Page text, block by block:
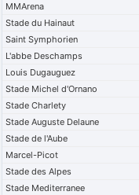
MMArena
Stade du Hainaut
Saint Symphorien
L'abbe Deschamps
Louis Dugauguez
Stade Michel d'Ornano
Stade Charlety
Stade Auguste Delaune
Stade de l'Aube
Marcel-Picot
Stade des Alpes
Stade Mediterranee